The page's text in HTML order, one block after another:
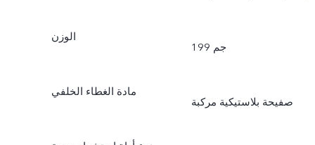
الوزن
199 جم
مادة الغطاء الخلفي
صفيحة بلاستيكية مركبة